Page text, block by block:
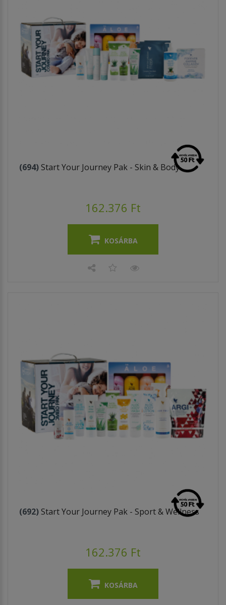
(694) Start Your Journey Pak - Skin & Body
162.376 Ft
KOSÁRBA
(692) Start Your Journey Pak - Sport & Wellness
162.376 Ft
KOSÁRBA